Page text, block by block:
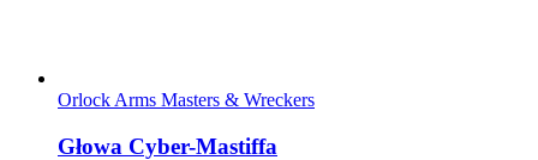
Orlock Arms Masters & Wreckers
Głowa Cyber-Mastiffa